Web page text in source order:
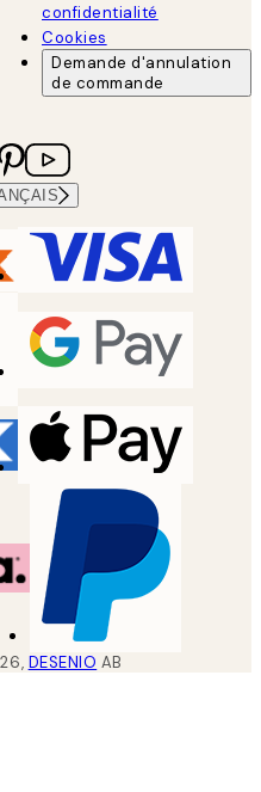
confidentialité
Cookies
Demande d'annulation
de commande
, DESENIO AB